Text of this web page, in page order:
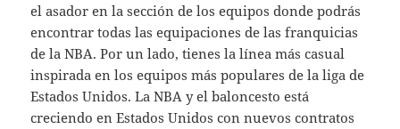
el asador en la sección de los equipos donde podrás
encontrar todas las equipaciones de las franquicias
de la NBA. Por un lado, tienes la línea más casual
inspirada en los equipos más populares de la liga de
Estados Unidos. La NBA y el baloncesto está
creciendo en Estados Unidos con nuevos contratos